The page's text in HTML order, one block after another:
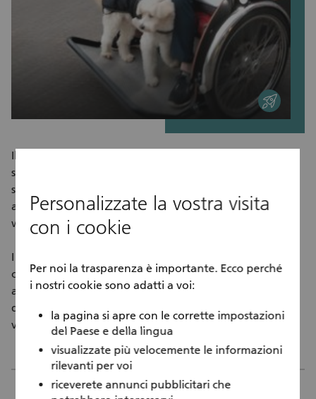
entrepreneurial
Il progetto Radeln ohne Alte ("In bici a qualsiasi età") è
stato lanciato nel 2012 in Danimarca per contrastare la
solitudine e al contempo favorire la mobilità degli
anziani (in inglese: Cycling Without Age;
www.cyclingwithoutage.org).
I volontari offrono gratuitamente un giro in risciò agli
ospiti delle case di riposo e residenze sanitarie
assistenziali nonché a coloro che non sono più in grado
di pedalare da soli. Il loro motto? "Ognuno ha diritto al
vento tra i capelli".
Personalizzate la vostra visita
con i cookie
Per noi la trasparenza è importante. Ecco perché
i nostri cookie sono adatti a voi:
la pagina si apre con le corrette impostazioni
del Paese e della lingua
visualizzate più velocemente le informazioni
rilevanti per voi
riceverete annunci pubblicitari che